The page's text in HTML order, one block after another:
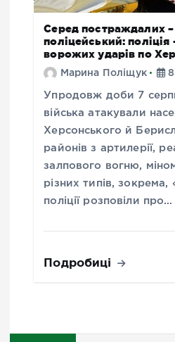
Серед постраждалих
поліцейський: поліція
ворожих ударів по
Марина Поліщук
Упродовж доби 7
війська атакували
Херсонського й
районів з артилерії,
залпового вогню,
різних типів, зокрема,
поліції розповіли про…
Подробиці